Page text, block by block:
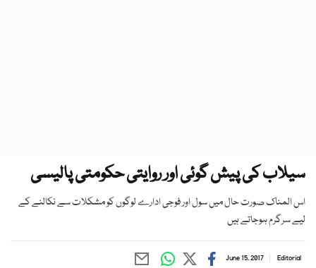
سیلاب کی پیش گوئی اور روایتی حکومتی پالیسی
اس المناک صورت حال میں سول اور فوجی ادارے لوگوں کو مشکلات سے نکالنے کے
لیے سرگرم ہوجاتے ہیں
Editorial
June 15, 2017